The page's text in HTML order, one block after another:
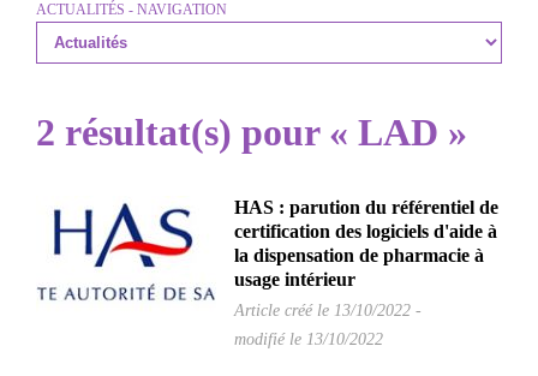
ACTUALITÉS - NAVIGATION
2 résultat(s) pour « LAD »
HAS : parution du référentiel de
certification des logiciels d'aide à
la dispensation de pharmacie à
usage intérieur
Article créé le 13/10/2022 -
modifié le 13/10/2022